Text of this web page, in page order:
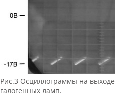
Рис.3 Осциллограммы на
галогенных ламп.